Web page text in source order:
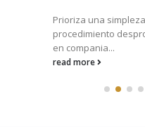
Prioriza una
procedimiento
en compania...
read more